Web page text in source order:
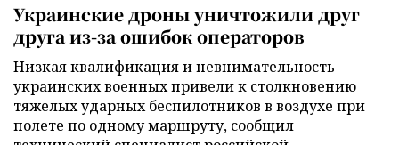
Украинские дроны уничтожили друг
друга из-за ошибок операторов
Низкая квалификация и невнимательность
украинских военных привели к столкновению
тяжелых ударных беспилотников в воздухе при
полете по одному маршруту, сообщил